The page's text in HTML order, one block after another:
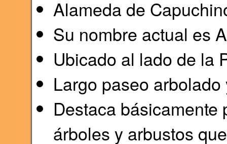
Alameda de
Su nombre actual es
Ubicado al lado de la
Largo paseo
Destaca
árboles y arbustos